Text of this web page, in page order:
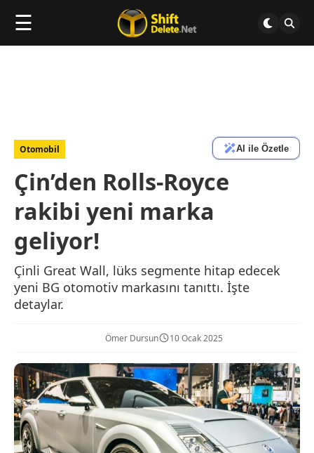
☰
Otomobil AI ile Özetle
Çin’den Rolls-Royce
rakibi yeni marka
geliyor!
Çinli Great Wall, lüks segmente hitap edecek
yeni BG otomotiv markasını tanıttı. İşte
detaylar.
Ömer Dursun 10 Ocak 2025